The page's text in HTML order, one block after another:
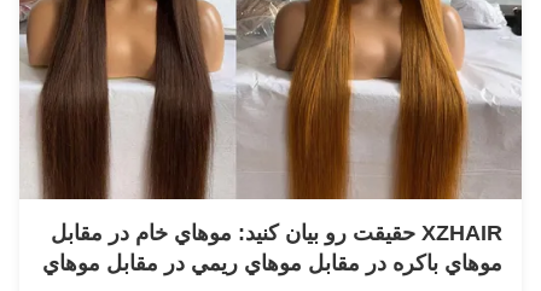
XZHAIR حقيقت رو بيان کنيد: موهاي خام در مقابل
موهاي باکره در مقابل موهاي ريمي در مقابل موهاي